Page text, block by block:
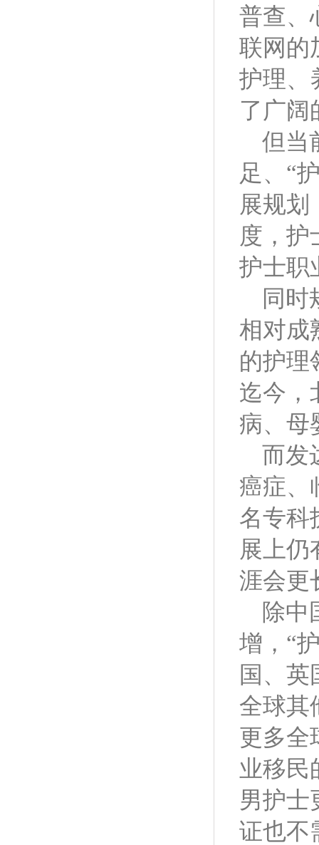
普查、
联网的
护理、
了广阔
但当
足、“
展规划
度，护
护士职
同时
相对成
的护理
迄今，
病、母
而发
癌症、
名专科
展上仍
涯会更
除中
增，“
国、
全球其
更多全
业移民
男护士
证也不